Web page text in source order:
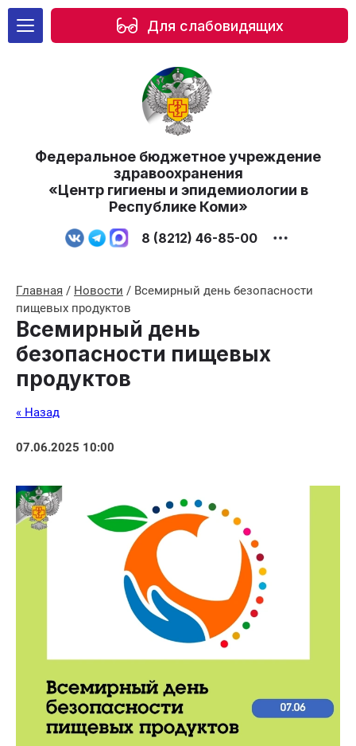
Для слабовидящих
Федеральное бюджетное учреждение
здравоохранения
«Центр гигиены и эпидемиологии в
Республике Коми»
8 (8212) 46-85-00
Главная / Новости / Всемирный день безопасности
пищевых продуктов
Всемирный день
безопасности пищевых
продуктов
« Назад
07.06.2025 10:00